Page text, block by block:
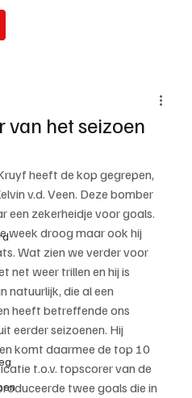
van het seizoen
heeft de kop gegrepen,
v.d. Veen. Deze bomber
een zekerheidje voor goals.
week droog maar ook hij
Wat zien we verder voor
net weer trillen en hij is
natuurlijk, die al een
heeft betreffende ons
eerder seizoenen. Hij
komt daarmee de top 10
t.o.v. topscorer van de
twee goals die in